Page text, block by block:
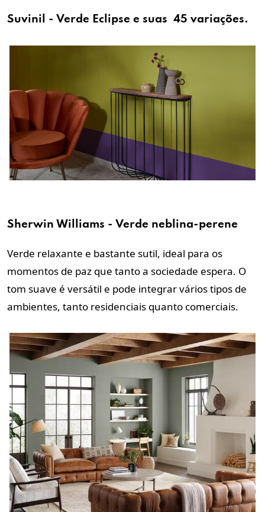
Suvinil - Verde Eclipse e suas 45 variações.
Sherwin Williams - Verde neblina-perene
Verde relaxante e bastante sutil, ideal para os
momentos de paz que tanto a sociedade espera. O
tom suave é versátil e pode integrar vários tipos de
ambientes, tanto residenciais quanto comerciais.